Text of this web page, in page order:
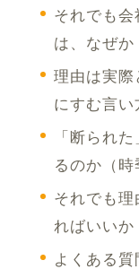
それでも
は、なぜか
理由は実際
にすむ言い
「断られ
るのか（時
それでも
ればいいか
よくある質